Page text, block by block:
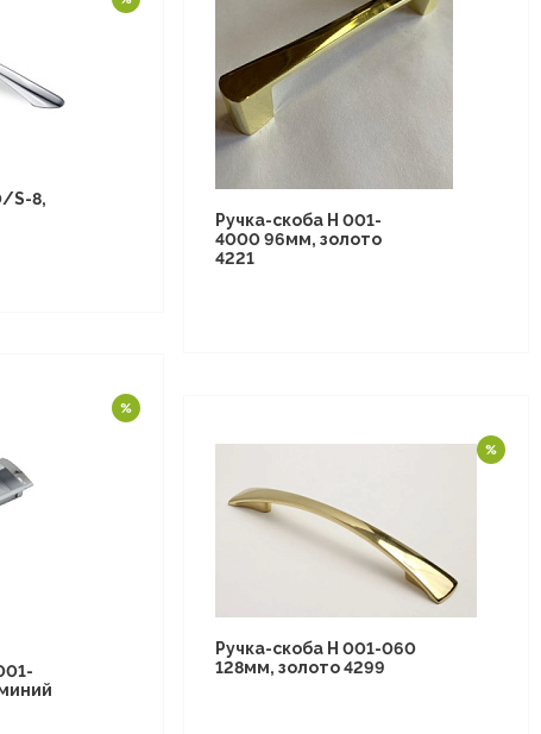
S-8,
Ручка-скоба Н 001-
4000 96мм, золото
4221
Ручка-скоба Н 001-060
128мм, золото 4299